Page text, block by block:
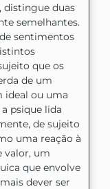
distingue duas
semelhantes.
sentimentos
que os
de um
ideal ou uma
psique lida
de sujeito
uma reação à
valor, um
que envolve
dever ser